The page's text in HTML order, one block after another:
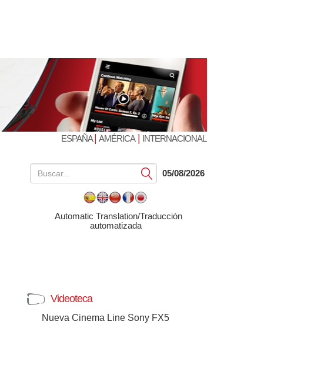
ESPAÑA| AMÉRICA| INTERNACIONAL
Submit05/08/2026
Automatic Translation/Traducción
automatizada
Videoteca
Nueva Cinema Line Sony FX5